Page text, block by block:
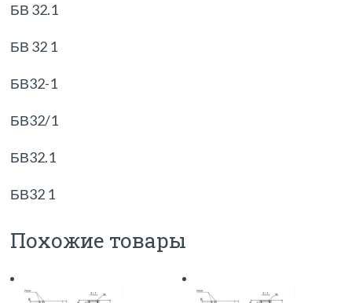
БВ 32.1
БВ 32 1
БВ32-1
БВ32/1
БВ32.1
БВ32 1
Похожие товары